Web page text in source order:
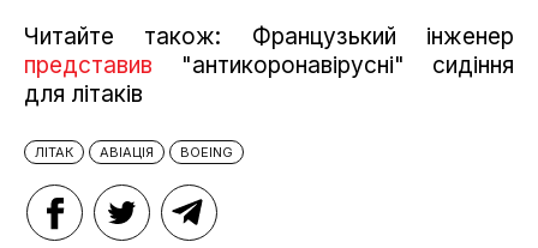
Читайте також: Французький інженер
представив "антикоронавірусні" сидіння
для літаків
ЛІТАК АВІАЦІЯ BOEING